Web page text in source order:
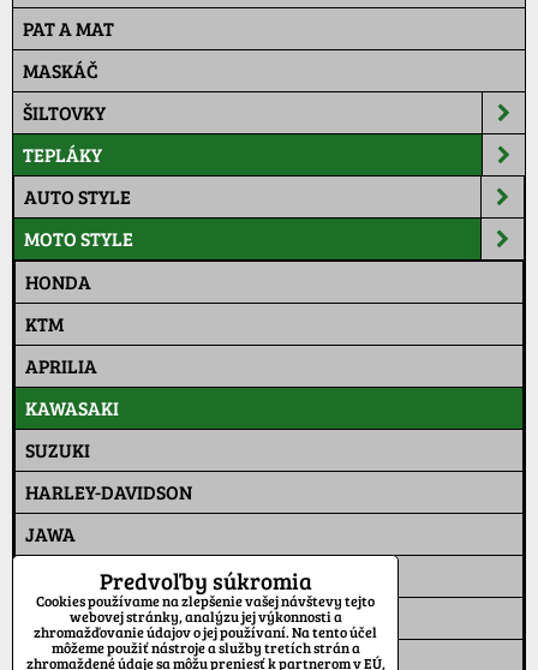
PAT A MAT
MASKÁČ
ŠILTOVKY
TEPLÁKY
AUTO STYLE
MOTO STYLE
HONDA
KTM
APRILIA
KAWASAKI
SUZUKI
HARLEY-DAVIDSON
JAWA
HUSQVARNA
YAMAHA
JAWA RIDER
Predvoľby súkromia
Cookies používame na zlepšenie vašej návštevy tejto
webovej stránky, analýzu jej výkonnosti a
zhromažďovanie údajov o jej používaní. Na tento účel
môžeme použiť nástroje a služby tretích strán a
zhromaždené údaje sa môžu preniesť k partnerom v EÚ,